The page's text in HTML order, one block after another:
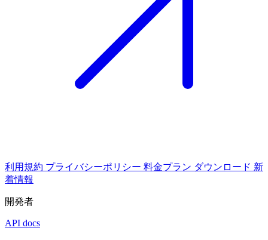
利用規約 プライバシーポリシー 料金プラン ダウンロード 新
着情報
開発者
API docs